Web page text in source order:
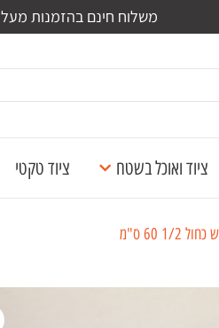
משלוח חינם בהזמנות מעל 999 ש"ח | ניתן לבצע איסוף עצמי מהסניף
ציוד ואוכל בשטח ציוד טקטי
2 60 ס"מ